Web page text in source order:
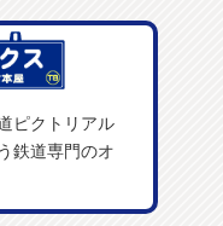
ピクトリアル
鉄道専門のオ